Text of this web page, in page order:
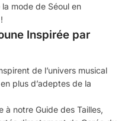
mode de Séoul en
Inspirée par
de l’univers musical
plus d’adeptes de la
à notre Guide des Tailles,